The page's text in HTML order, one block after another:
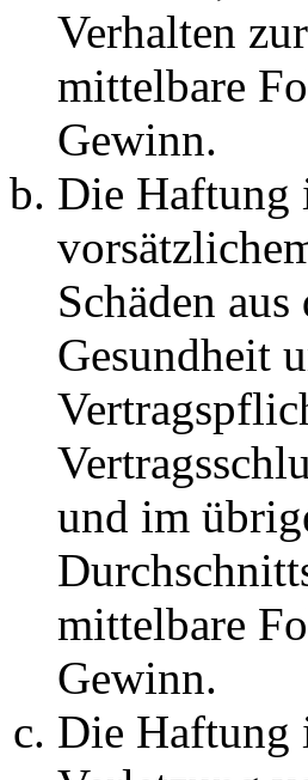
Verhalten
mittelbare
Gewinn.
Die Haftung
Schäden
Gesundheit
und im
mittelbare
Gewinn.
Die Haftung